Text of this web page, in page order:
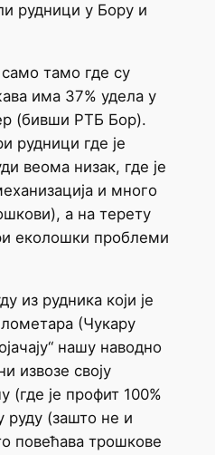
рудници у Бору и
само тамо где су
има 37% удела у
(бивши РТБ Бор).
рудници где је
веома низак, где је
и много
а на терету
еколошки проблеми
из рудника који је
(Чукару
нашу наводно
извозе своју
(где је профит 100%
руду (зашто не и
повећава трошкове